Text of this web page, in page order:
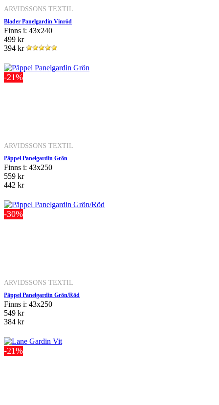
ARVIDSSONS TEXTIL
Blader Panelgardin Vinröd
Finns i: 43x240
499 kr
394 kr
-21%
ARVIDSSONS TEXTIL
Päppel Panelgardin Grön
Finns i: 43x250
559 kr
442 kr
-30%
ARVIDSSONS TEXTIL
Päppel Panelgardin Grön/Röd
Finns i: 43x250
549 kr
384 kr
-21%